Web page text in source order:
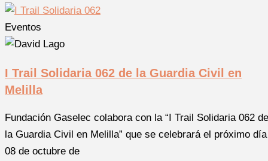
Eventos
I Trail Solidaria 062 de la Guardia Civil en
Melilla
Fundación Gaselec colabora con la “I Trail Solidaria 062 de
la Guardia Civil en Melilla” que se celebrará el próximo día
08 de octubre de